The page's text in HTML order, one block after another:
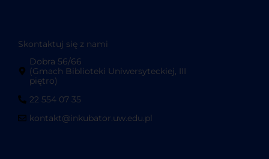
Skontaktuj się z nami
Dobra 56/66
(Gmach Biblioteki Uniwersyteckiej, III
piętro)
22 554 07 35
kontakt@inkubator.uw.edu.pl